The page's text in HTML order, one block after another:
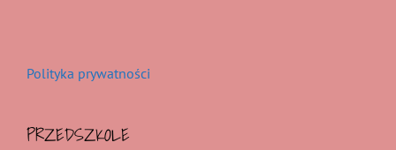
Polityka prywatności
PRZEDSZKOLE